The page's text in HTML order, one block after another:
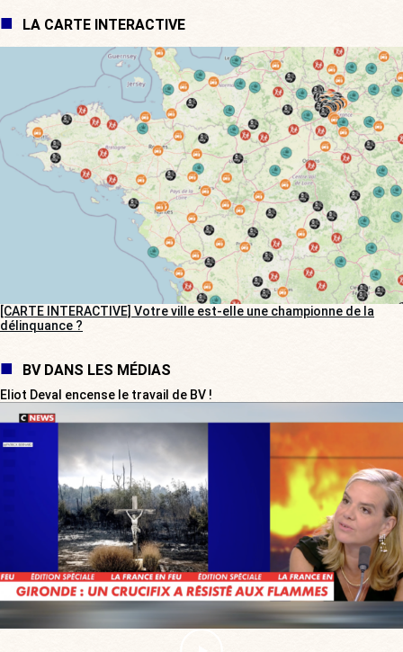
LA CARTE INTERACTIVE
[CARTE INTERACTIVE] Votre ville est-elle une championne de la
délinquance ?
BV DANS LES MÉDIAS
Eliot Deval encense le travail de BV !